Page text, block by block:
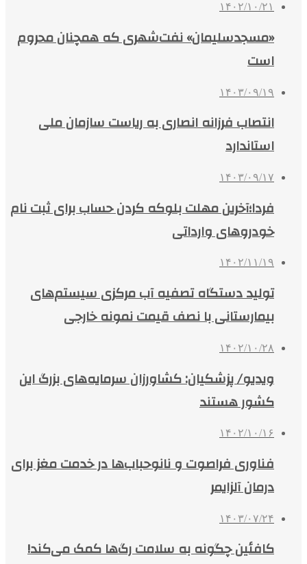
۱۴۰۲/۱۰/۲۱
«مسجدسلیمان» نفت‌شهری که همچنان محروم
است
۱۴۰۳/۰۹/۱۹
انتصاب فرزانه انصاری به ریاست سازمان ملی
استاندارد
۱۴۰۳/۰۹/۱۷
فردا؛آخرین مهلت بلوکه کردن حساب برای ثبت نام
خودروهای وارداتی
۱۴۰۲/۱۱/۱۹
تولید دستگاه تصفیه آب مرکزی سیستم‌های
بیمارستانی با نصف قیمت نمونه خارجی
۱۴۰۲/۱۰/۲۸
ویدیو/ پزشکیان: کشاورزان سرمایه‌های بزرگ این
کشور هستند
۱۴۰۲/۱۰/۱۶
فناوری فراصوت و نانوحباب‌ها در خدمت مغز برای
درمان آلزایمر
۱۴۰۳/۰۷/۲۴
کافئین چگونه به سلامت رگ‌ها کمک می‌کند!